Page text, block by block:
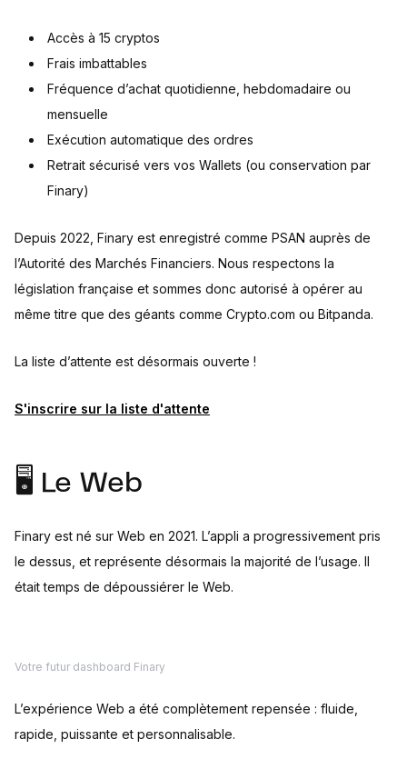
Accès à 15 cryptos
Frais imbattables
Fréquence d’achat quotidienne, hebdomadaire ou
mensuelle
Exécution automatique des ordres
Retrait sécurisé vers vos Wallets (ou conservation par
Finary)
Depuis 2022, Finary est enregistré comme PSAN auprès de
l’Autorité des Marchés Financiers. Nous respectons la
législation française et sommes donc autorisé à opérer au
même titre que des géants comme Crypto.com ou Bitpanda.
La liste d’attente est désormais ouverte !
S'inscrire sur la liste d'attente
🖥️ Le Web
Finary est né sur Web en 2021. L’appli a progressivement pris
le dessus, et représente désormais la majorité de l’usage. Il
était temps de dépoussiérer le Web.
Votre futur dashboard Finary
L’expérience Web a été complètement repensée : fluide,
rapide, puissante et personnalisable.